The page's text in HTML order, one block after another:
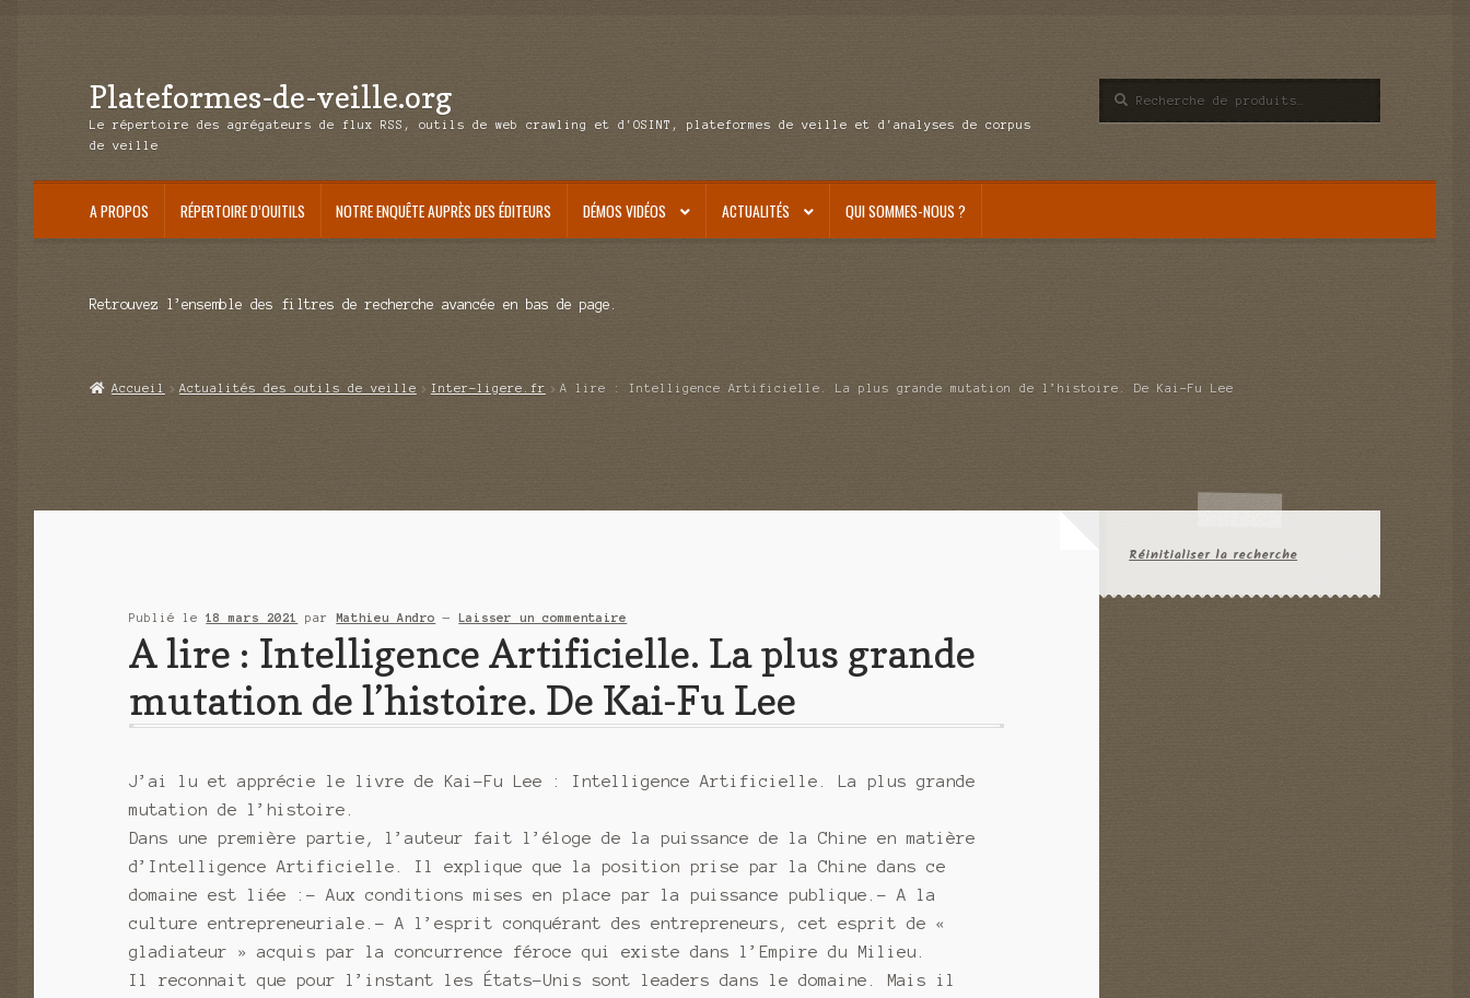
Aller
à
Aller
au
Plateformes-de-veille.org
Le répertoire des agrégateurs de flux RSS, outils de web crawling et d'OSINT, plateformes de veille et d'analyses de corpus
de veille
pour :
A PROPOS RÉPERTOIRE D’OUITILS NOTRE ENQUÊTE AUPRÈS DES ÉDITEURS DÉMOS VIDÉOS ACTUALITÉS QUI SOMMES-NOUS ?
Retrouvez l’ensemble des filtres de recherche avancée en bas de page.
Accueil Actualités des outils de veille Inter-ligere.fr A lire : Intelligence Artificielle. La plus grande mutation de l’histoire. De Kai-Fu Lee
Publié le18 mars 2021 parMathieu Andro —Laisser un commentaire
A lire : Intelligence Artificielle. La plus grande
mutation de l’histoire. De Kai-Fu Lee
J’ai lu et apprécie le livre de Kai-Fu Lee : Intelligence Artificielle. La plus grande
mutation de l’histoire.
Dans une première partie, l’auteur fait l’éloge de la puissance de la Chine en matière
d’Intelligence Artificielle. Il explique que la position prise par la Chine dans ce
domaine est liée :- Aux conditions mises en place par la puissance publique.- A la
culture entrepreneuriale.- A l’esprit conquérant des entrepreneurs, cet esprit de «
gladiateur » acquis par la concurrence féroce qui existe dans l’Empire du Milieu.
Il reconnait que pour l’instant les États-Unis sont leaders dans le domaine. Mais il
Réinitialiser la recherche